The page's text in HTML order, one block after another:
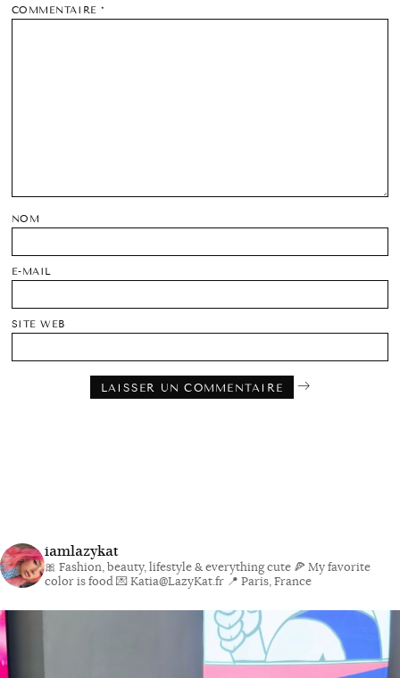
COMMENTAIRE*
NOM
E-MAIL
SITE WEB
iamlazykat
🎀 Fashion, beauty, lifestyle & everything cute 🍕 My favorite
color is food💌 Katia@LazyKat.fr 📍 Paris, France